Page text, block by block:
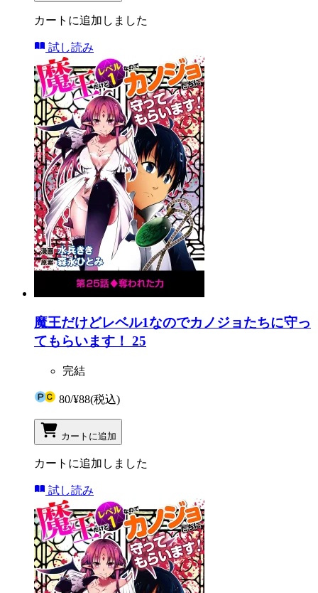
カートに追加しました
試し読み
魔王だけどレベル1なのでカノジョたちに守っ
てもらいます！ 25
完結
80/¥88(税込)
カートに追加
カートに追加しました
試し読み